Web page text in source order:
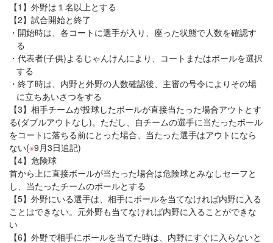
【1】外野は１名以上とする
【2】試合開始と終了
開始時は、各コートに選手が入り、座った状態で人数を確認す
る
代表者(子供)よるじゃんけんにより、コートまたはボールを選択
する
終了時は、内野と外野の人数確認後、主審の号令によりその場
に立ちあいさつをする
【3】相手チームが投球したボールが直接当たった場合アウトとす
る(ダブルアウトなし)。ただし、自チームの選手に当たったボール
をコートに落ちる前にとった場合、当たった選手はアウトになら
ない(※9月3日追記)
【4】危険球
首から上に直接ボールが当たった場合は危険球とみなしセーフと
し、当たったチームのボールとする
【5】外野にいる選手は、相手にボールを当てなければ内野に入る
ことはできない。元外野も当てなければ内野に入ることができな
い
【6】外野で相手にボールを当てた時は、内野にすぐに入らないと